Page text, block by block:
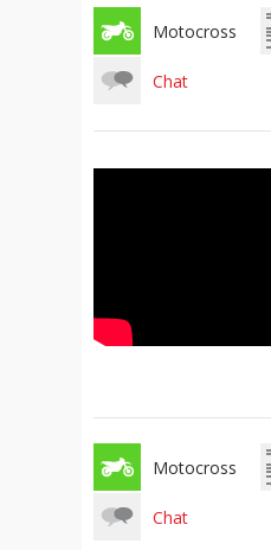
Motocross
Chat
Motocross
Chat